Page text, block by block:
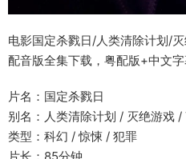
电影国定杀戮日/人类清除计划/
配音版全集下载，粤配版+中文
片名：国定杀戮日
别名：人类清除计划 / 灭绝游戏
类型：科幻 / 惊悚 / 犯罪